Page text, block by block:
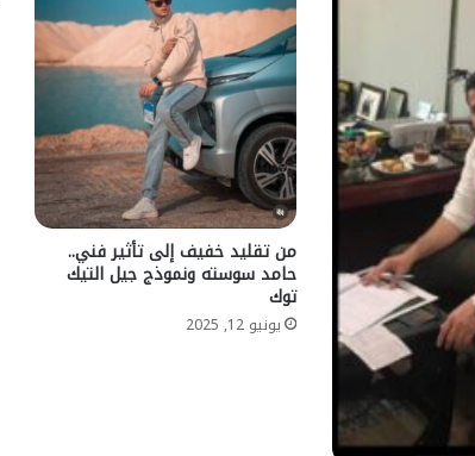
من تقليد خفيف إلى تأثير فني..
حامد سوسته ونموذج جيل التيك
توك
يونيو 12, 2025